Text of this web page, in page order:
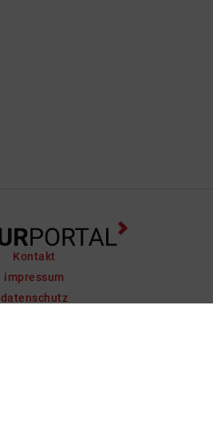
Kontakt
impressum
datenschutz